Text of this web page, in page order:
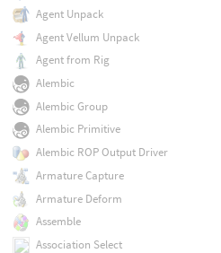
Agent Unpack
Agent Vellum Unpack
Agent from Rig
Alembic
Alembic Group
Alembic Primitive
Alembic ROP Output Driver
Armature Capture
Armature Deform
Assemble
Association Select